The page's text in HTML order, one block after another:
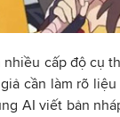
cấp độ cụ
cần làm rõ
AI viết bản